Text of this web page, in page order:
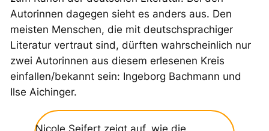
Autorinnen dagegen sieht es anders aus. Den
meisten Menschen, die mit deutschsprachiger
Literatur vertraut sind, dürften wahrscheinlich nur
zwei Autorinnen aus diesem erlesenen Kreis
einfallen/bekannt sein: Ingeborg Bachmann und
Ilse Aichinger.